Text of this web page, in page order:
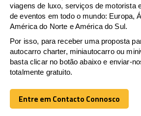
viagens de luxo, serviços de motorista
de eventos em todo o mundo: Europa,
América do Norte e América do Sul.
Por isso, para receber uma proposta
autocarro charter, miniautocarro ou
basta clicar no botão abaixo e enviar-
totalmente gratuito.
Entre em Contacto Connosco
Entre em Contacto Connosco